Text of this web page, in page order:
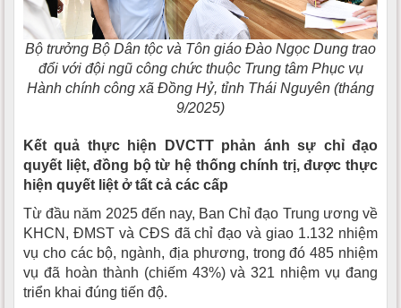
Bộ trưởng Bộ Dân tộc và Tôn giáo Đào Ngọc Dung trao
đổi với đội ngũ công chức thuộc Trung tâm Phục vụ
Hành chính công xã Đồng Hỷ, tỉnh Thái Nguyên (tháng
9/2025)
Kết quả thực hiện DVCTT phản ánh sự chỉ đạo
quyết liệt, đồng bộ từ hệ thống chính trị, được thực
hiện quyết liệt ở tất cả các cấp
Từ đầu năm 2025 đến nay, Ban Chỉ đạo Trung ương về
KHCN, ĐMST và CĐS đã chỉ đạo và giao 1.132 nhiệm
vụ cho các bộ, ngành, địa phương, trong đó 485 nhiệm
vụ đã hoàn thành (chiếm 43%) và 321 nhiệm vụ đang
triển khai đúng tiến độ.